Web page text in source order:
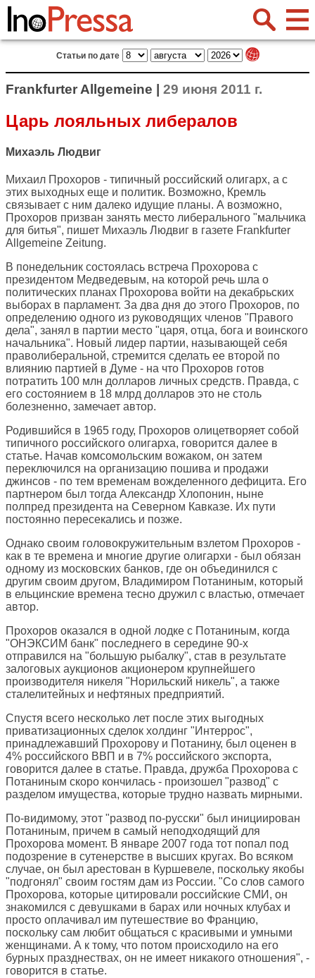
Статьи по дате
Frankfurter Allgemeine | 29 июня 2011 г.
Царь лояльных либералов
Михаэль Людвиг
Михаил Прохоров - типичный российский олигарх, а с
этих выходных еще и политик. Возможно, Кремль
связывает с ним далеко идущие планы. А возможно,
Прохоров призван занять место либерального "мальчика
для битья", пишет Михаэль Людвиг в газете Frankfurter
Allgemeine Zeitung.
В понедельник состоялась встреча Прохорова с
президентом Медведевым, на которой речь шла о
политических планах Прохорова войти на декабрьских
выборах в парламент. За два дня до этого Прохоров, по
определению одного из руководящих членов "Правого
дела", занял в партии место "царя, отца, бога и воинского
начальника". Новый лидер партии, называющей себя
праволиберальной, стремится сделать ее второй по
влиянию партией в Думе - на что Прохоров готов
потратить 100 млн долларов личных средств. Правда, с
его состоянием в 18 млрд долларов это не столь
болезненно, замечает автор.
Родившийся в 1965 году, Прохоров олицетворяет собой
типичного российского олигарха, говорится далее в
статье. Начав комсомольским вожаком, он затем
переключился на организацию пошива и продажи
джинсов - по тем временам вожделенного дефицита. Его
партнером был тогда Александр Хлопонин, ныне
полпред президента на Северном Кавказе. Их пути
постоянно пересекались и позже.
Однако своим головокружительным взлетом Прохоров -
как в те времена и многие другие олигархи - был обязан
одному из московских банков, где он объединился с
другим своим другом, Владимиром Потаниным, который
в ельцинские времена тесно дружил с властью, отмечает
автор.
Прохоров оказался в одной лодке с Потаниным, когда
"ОНЭКСИМ банк" последнего в середине 90-х
отправился на "большую рыбалку", став в результате
залоговых аукционов акционером крупнейшего
производителя никеля "Норильский никель", а также
сталелитейных и нефтяных предприятий.
Спустя всего несколько лет после этих выгодных
приватизационных сделок холдинг "Интеррос",
принадлежавший Прохорову и Потанину, был оценен в
4% российского ВВП и в 7% российского экспорта,
говорится далее в статье. Правда, дружба Прохорова с
Потаниным скоро кончилась - произошел "развод" с
разделом имущества, которые трудно назвать мирными.
По-видимому, этот "развод по-русски" был инициирован
Потаниным, причем в самый неподходящий для
Прохорова момент. В январе 2007 года тот попал под
подозрение в сутенерстве в высших кругах. Во всяком
случае, он был арестован в Куршевеле, поскольку якобы
"подгонял" своим гостям дам из России. "Со слов самого
Прохорова, которые цитировали российские СМИ, он
знакомился с девушками в барах или ночных клубах и
просто оплачивал им путешествие во Францию,
поскольку сам любит общаться с красивыми и умными
женщинами. А к тому, что потом происходило на его
бурных празднествах, он не имеет никакого отношения", -
говорится в статье.